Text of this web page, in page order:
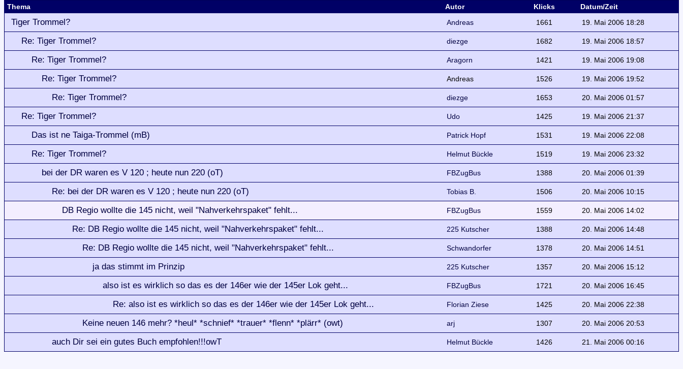
Thema Autor Klicks Datum/Zeit
Tiger Trommel? Andreas 1661 19. Mai 2006 18:28
Re: Tiger Trommel? diezge 1682 19. Mai 2006 18:57
Re: Tiger Trommel? Aragorn 1421 19. Mai 2006 19:08
Re: Tiger Trommel? Andreas 1526 19. Mai 2006 19:52
Re: Tiger Trommel? diezge 1653 20. Mai 2006 01:57
Re: Tiger Trommel? Udo 1425 19. Mai 2006 21:37
Das ist ne Taiga-Trommel (mB) Patrick Hopf 1531 19. Mai 2006 22:08
Re: Tiger Trommel? Helmut Bückle 1519 19. Mai 2006 23:32
bei der DR waren es V 120 ; heute nun 220 (oT) FBZugBus 1388 20. Mai 2006 01:39
Re: bei der DR waren es V 120 ; heute nun 220 (oT) Tobias B. 1506 20. Mai 2006 10:15
DB Regio wollte die 145 nicht, weil "Nahverkehrspaket" fehlt... FBZugBus 1559 20. Mai 2006 14:02
Re: DB Regio wollte die 145 nicht, weil "Nahverkehrspaket" fehlt... 225 Kutscher 1388 20. Mai 2006 14:48
Re: DB Regio wollte die 145 nicht, weil "Nahverkehrspaket" fehlt... Schwandorfer 1378 20. Mai 2006 14:51
ja das stimmt im Prinzip 225 Kutscher 1357 20. Mai 2006 15:12
also ist es wirklich so das es der 146er wie der 145er Lok geht... FBZugBus 1721 20. Mai 2006 16:45
Re: also ist es wirklich so das es der 146er wie der 145er Lok geht... Florian Ziese 1425 20. Mai 2006 22:38
Keine neuen 146 mehr? *heul* *schnief* *trauer* *flenn* *plärr* (owt) arj 1307 20. Mai 2006 20:53
auch Dir sei ein gutes Buch empfohlen!!!owT Helmut Bückle 1426 21. Mai 2006 00:16